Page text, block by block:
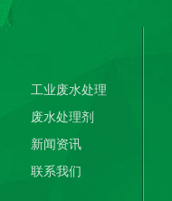
工业废水处理
废水处理剂
新闻资讯
联系我们